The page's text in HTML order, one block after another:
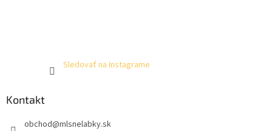
Sledovať na Instagrame
Kontakt
obchod@mlsnelabky.sk